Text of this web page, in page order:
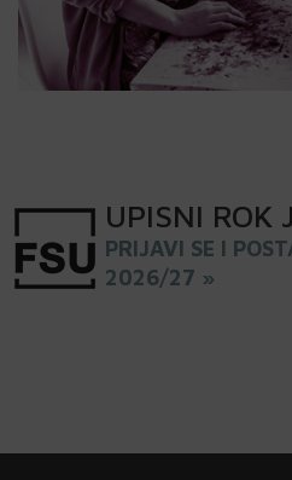
UPISNI ROK
PRIJAVI SE I
2026/27 »